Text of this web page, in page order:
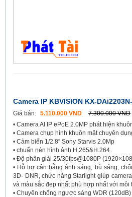
Camera IP KBVISION KX-
Giá bán: 5.110.000 VND
7.300.000 VND
• Camera AI IP ePoE 2.0MP phát hiện
• Camera chụp hình khuôn mặt chuyên
• Cảm biến 1/2.8” Sony Starvis 2.0Mp
• chuẩn nén hình ảnh H.265&H.264
• Độ phân giải 25/30fps@1080P
• Hỗ trợ cân bằng ánh sáng, bù sáng,
3D- DNR, chức năng Starlight giúp
và màu sắc đẹp nhất phù hợp nhất với môi
• Chuyên chống ngược sáng WDR (120dB)